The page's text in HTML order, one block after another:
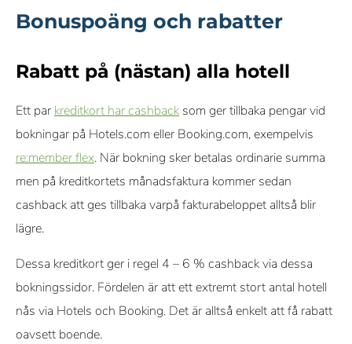
Vårt innehåll om kreditkort, inklusive betyg och
redaktörer som specialiserar sig på kreditkort. Varje skribent
Vi får provision från vissa samarbetspartners när du ansöker
eller klickar via våra länkar. Detta gör det möjligt för oss att
erbjuda tjänsten kostnadsfritt, men påverkar inte våra
omdömen eller rekommendationer.
Bonuspoäng och rabatter
Rabatt på (nästan) alla hotell
Ett par kreditkort har cashback som ger tillbaka pengar vid
bokningar på Hotels.com eller Booking.com, exempelvis
re:member flex. När bokning sker betalas ordinarie summa
men på kreditkortets månadsfaktura kommer sedan
cashback att ges tillbaka varpå fakturabeloppet alltså blir
lägre.
Dessa kreditkort ger i regel 4 – 6 % cashback via dessa
bokningssidor. Fördelen är att ett extremt stort antal hotell
nås via Hotels och Booking. Det är alltså enkelt att få rabatt
oavsett boende.